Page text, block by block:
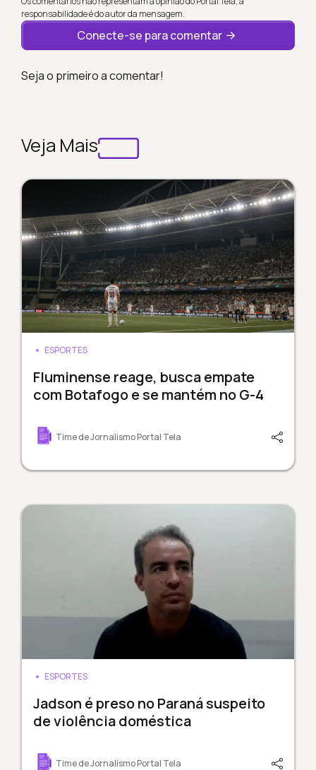
responsabilidade é do autor da mensagem.
Conecte-se para comentar
Seja o primeiro a comentar!
Veja Mais
ESPORTES
Fluminense reage, busca empate
com Botafogo e se mantém no G-4
Time de Jornalismo Portal Tela
ESPORTES
Jadson é preso no Paraná suspeito
de violência doméstica
Time de Jornalismo Portal Tela